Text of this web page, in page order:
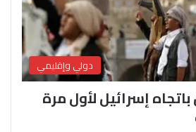
دولي وإقليمي
إسرائيل لأول مرة